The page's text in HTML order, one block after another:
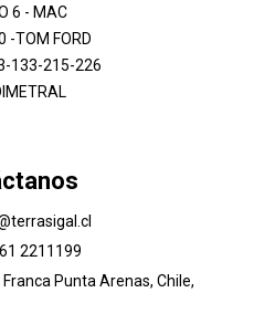
6 - MAC
-TOM FORD
133-215-226
2211199
Punta Arenas, Chile,